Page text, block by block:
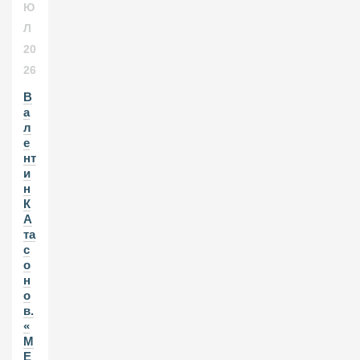
Ю
Л
20
26
В
а
л
е
нт
и
н
К
А
та
с
о
н
о
в.
«
М
Е